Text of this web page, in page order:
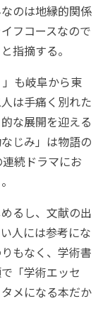
のは地縁的関係
フコースなので
指摘する。
も岐阜から東
は手痛く別れた
な展開を迎える
じみ」は物語の
続ドラマにお
るし、文献の出
人には参考にな
もなく、学術書
「学術エッセ
メになる本だか